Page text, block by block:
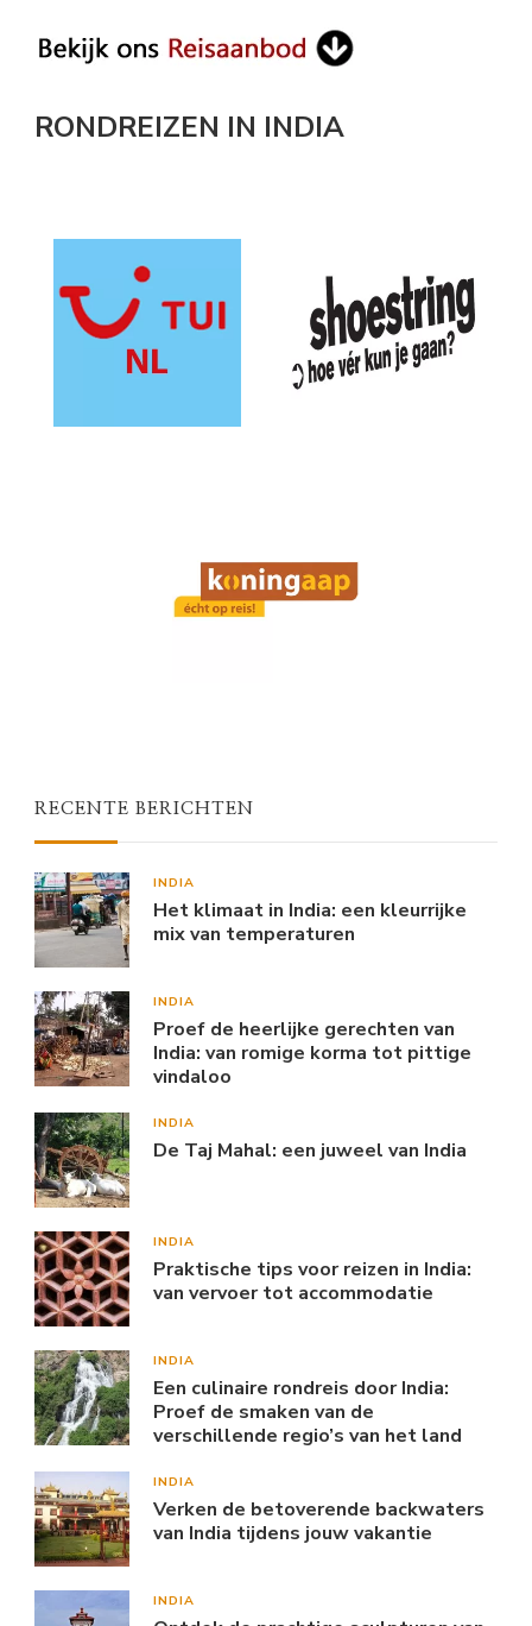
RONDREIZEN IN INDIA
RECENTE BERICHTEN
INDIA
Het klimaat in India: een kleurrijke
mix van temperaturen
INDIA
Proef de heerlijke gerechten van
India: van romige korma tot pittige
vindaloo
INDIA
De Taj Mahal: een juweel van India
INDIA
Praktische tips voor reizen in India:
van vervoer tot accommodatie
INDIA
Een culinaire rondreis door India:
Proef de smaken van de
verschillende regio’s van het land
INDIA
Verken de betoverende backwaters
van India tijdens jouw vakantie
INDIA